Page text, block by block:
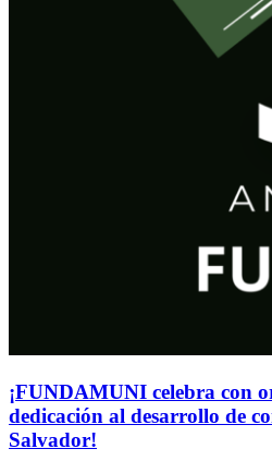
¡FUNDAMUNI celebra con
dedicación al desarrollo de
Salvador!